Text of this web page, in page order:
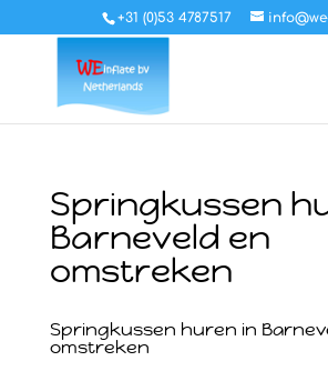
+31 (0)53 4787517
Springkussen
Barneveld en
omstreken
Springkussen huren in
omstreken